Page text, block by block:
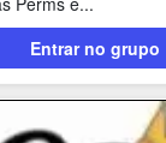
Entrar no grupo